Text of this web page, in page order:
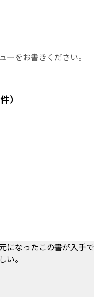
ーをお書きください。
）
になったこの書が入手で
い。